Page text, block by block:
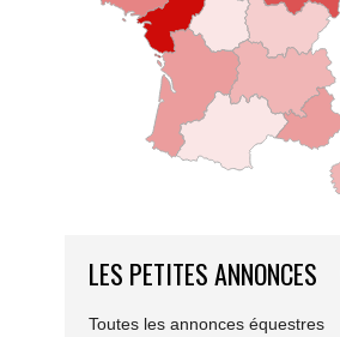
LES PETITES ANNONCES
Toutes les annonces équestres